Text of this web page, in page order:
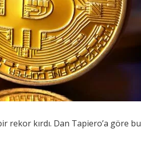
rekor kırdı. Dan Tapiero’a göre bu